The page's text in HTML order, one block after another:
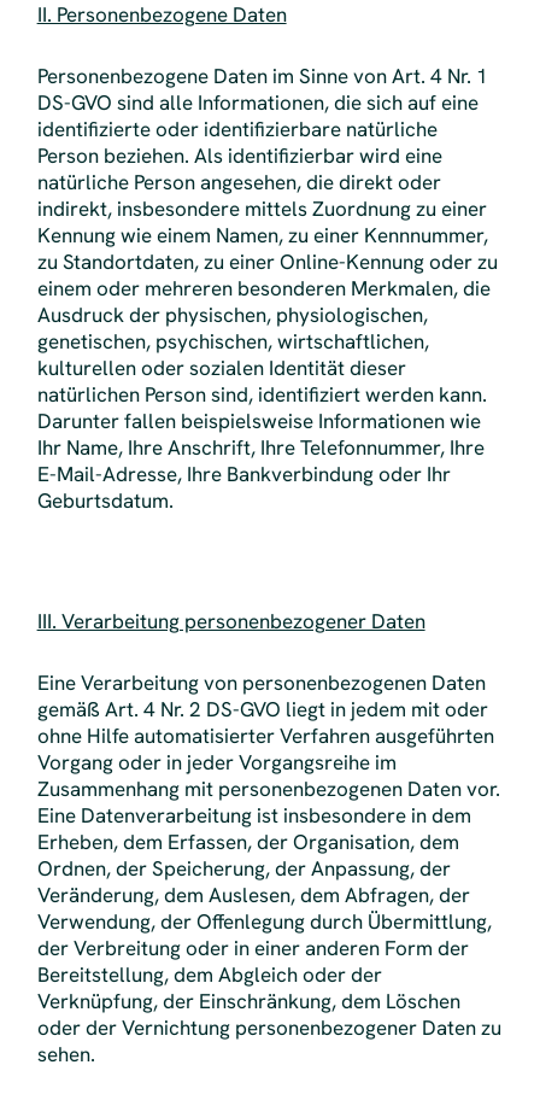
II. Personenbezogene Daten
Personenbezogene Daten im Sinne von Art. 4 Nr. 1
DS-GVO sind alle Informationen, die sich auf eine
identifizierte oder identifizierbare natürliche
Person beziehen. Als identifizierbar wird eine
natürliche Person angesehen, die direkt oder
indirekt, insbesondere mittels Zuordnung zu einer
Kennung wie einem Namen, zu einer Kennnummer,
zu Standortdaten, zu einer Online-Kennung oder zu
einem oder mehreren besonderen Merkmalen, die
Ausdruck der physischen, physiologischen,
genetischen, psychischen, wirtschaftlichen,
kulturellen oder sozialen Identität dieser
natürlichen Person sind, identifiziert werden kann.
Darunter fallen beispielsweise Informationen wie
Ihr Name, Ihre Anschrift, Ihre Telefonnummer, Ihre
E-Mail-Adresse, Ihre Bankverbindung oder Ihr
Geburtsdatum.
III. Verarbeitung personenbezogener Daten
Eine Verarbeitung von personenbezogenen Daten
gemäß Art. 4 Nr. 2 DS-GVO liegt in jedem mit oder
ohne Hilfe automatisierter Verfahren ausgeführten
Vorgang oder in jeder Vorgangsreihe im
Zusammenhang mit personenbezogenen Daten vor.
Eine Datenverarbeitung ist insbesondere in dem
Erheben, dem Erfassen, der Organisation, dem
Ordnen, der Speicherung, der Anpassung, der
Veränderung, dem Auslesen, dem Abfragen, der
Verwendung, der Offenlegung durch Übermittlung,
der Verbreitung oder in einer anderen Form der
Bereitstellung, dem Abgleich oder der
Verknüpfung, der Einschränkung, dem Löschen
oder der Vernichtung personenbezogener Daten zu
sehen.